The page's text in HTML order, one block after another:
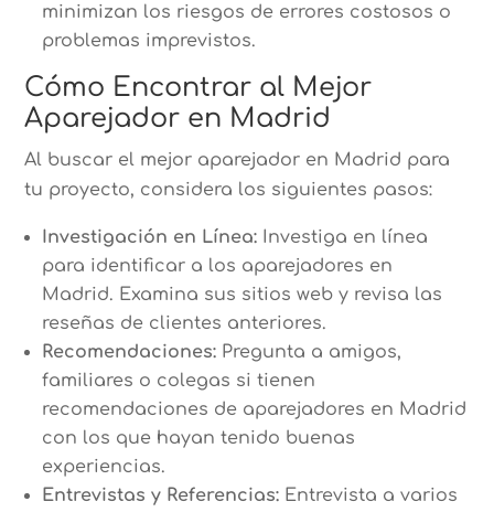
minimizan los riesgos de errores costosos o
problemas imprevistos.
Cómo Encontrar al Mejor
Aparejador en Madrid
Al buscar el mejor aparejador en Madrid para
tu proyecto, considera los siguientes pasos:
Investigación en Línea: Investiga en línea
para identificar a los aparejadores en
Madrid. Examina sus sitios web y revisa las
reseñas de clientes anteriores.
Recomendaciones: Pregunta a amigos,
familiares o colegas si tienen
recomendaciones de aparejadores en Madrid
con los que hayan tenido buenas
experiencias.
Entrevistas y Referencias: Entrevista a varios